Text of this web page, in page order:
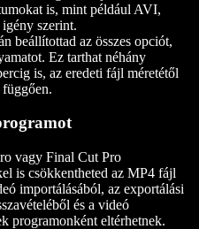
is, mint például AVI,
szerint.
beállítottad az összes opciót,
Ez tarthat néhány
is, az eredeti fájl méretétől
vagy Final Cut Pro
is csökkentheted az MP4 fájl
importálásából, az exportálási
és a videó
programonként eltérhetnek.